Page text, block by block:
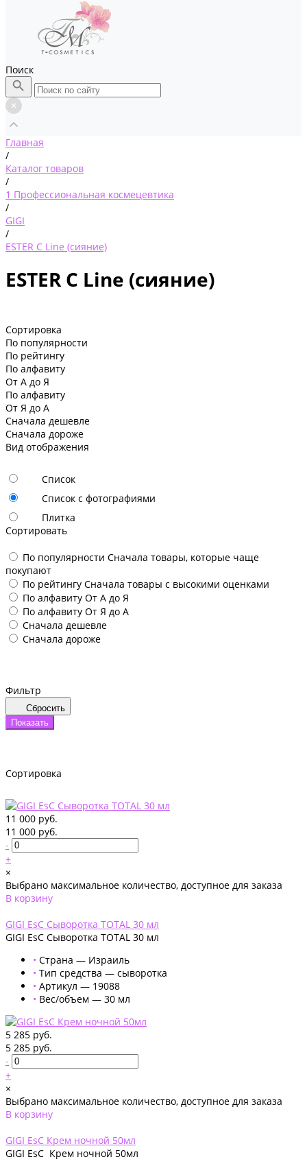
Поиск
Главная
/
Каталог товаров
/
1 Профессиональная космецевтика
/
GIGI
/
ESTER C Line (сияние)
ESTER C Line (сияние)
Сортировка
По популярности
По рейтингу
По алфавиту
От А до Я
По алфавиту
От Я до А
Сначала дешевле
Сначала дороже
Вид отображения
Список
Список с фотографиями
Плитка
Сортировать
По популярности Сначала товары, которые чаще
покупают
По рейтингу Сначала товары с высокими оценками
По алфавиту От А до Я
По алфавиту От Я до А
Сначала дешевле
Сначала дороже
Фильтр
Сбросить
Показать
Сортировка
11 000 руб.
11 000 руб.
-
+
×
Выбрано максимальное количество, доступное для заказа
В корзину
GIGI EsC Сыворотка TOTAL 30 мл
GIGI EsC Сыворотка TOTAL 30 мл
• Страна — Израиль
• Тип средства — сыворотка
• Артикул — 19088
• Вес/объем — 30 мл
5 285 руб.
5 285 руб.
-
+
×
Выбрано максимальное количество, доступное для заказа
В корзину
GIGI EsC Крем ночной 50мл
GIGI EsC Крем ночной 50мл